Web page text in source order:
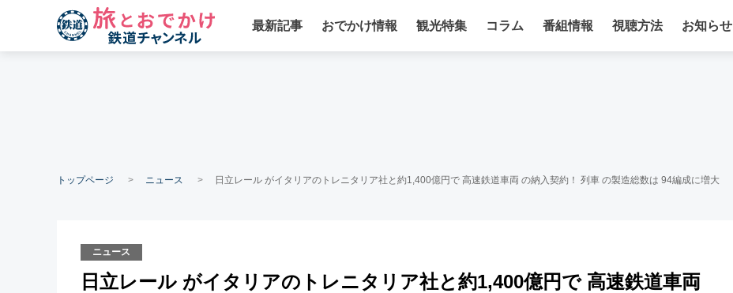
最新記事 おでかけ情報 観光特集 コラム 番組情報 視聴方法 お知らせ
トップページ ニュース 日立レール がイタリアのトレニタリア社と約1,400億円で 高速鉄道車両 の納入契約！ 列車 の製造総数は 94編成に増大
ニュース
日立レール がイタリアのトレニタリア社と約1,400億円で 高速鉄道車両